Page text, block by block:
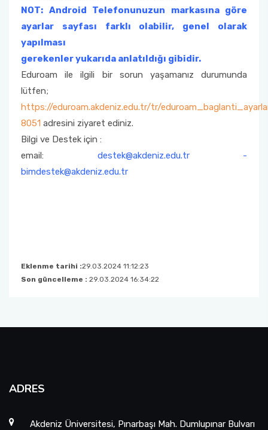
NOT: Android Telefonunuzun markasına göre
ayarlar sayfası farklı olabilir, genel olarak
yapılması
gerekenler yukarıda anlatıldığı gibidir.
Eduroam ile ilgili bir sorun yaşamanız durumunda
lütfen;
https://eduroam.akdeniz.edu.tr/tr/
8051 adresini ziyaret ediniz.
Bilgi ve Destek için :
email: destek@akdeniz.edu.tr -
bimdestek@akdeniz.edu.tr
Eklenme tarihi :29.03.2024 11:12:23
Son güncelleme : 29.03.2024 16:34:22
ADRES
Akdeniz Üniversitesi, Pınarbaşı Mah. Dumlupınar Bulvarı